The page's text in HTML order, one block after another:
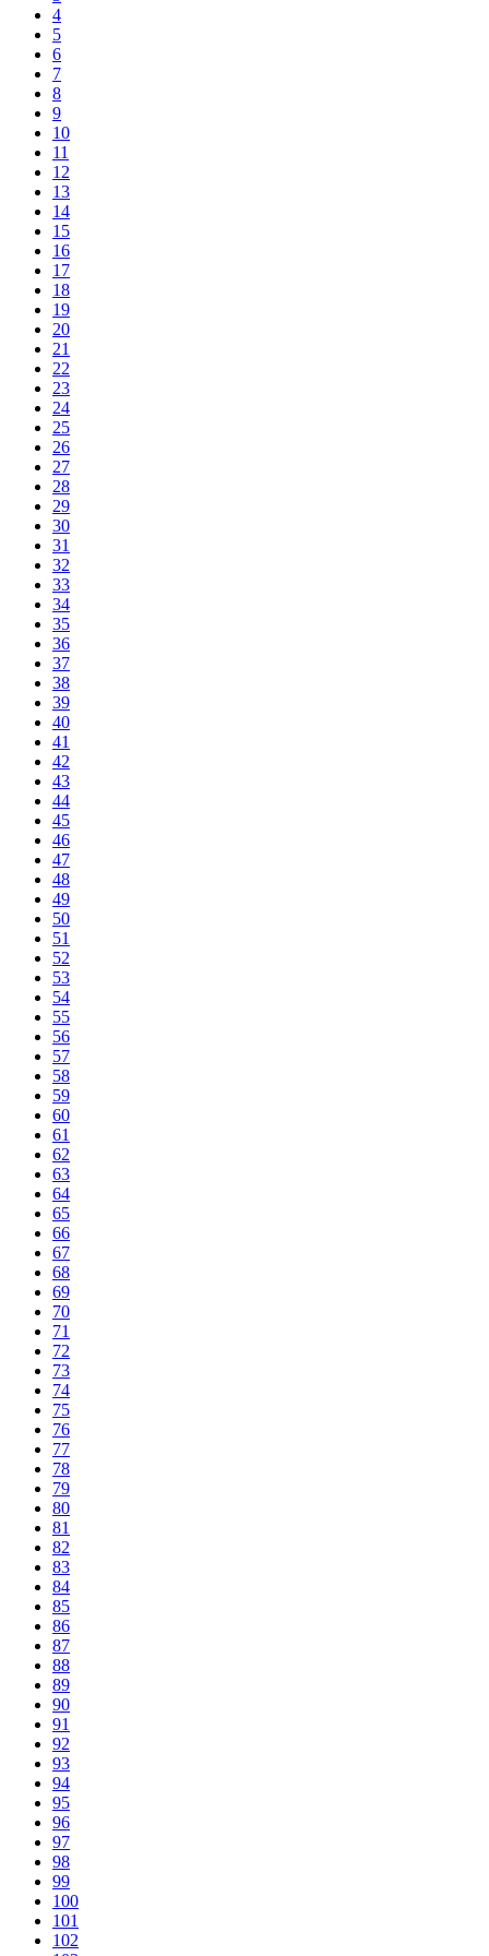
4
5
6
7
8
9
10
11
12
13
14
15
16
17
18
19
20
21
22
23
24
25
26
27
28
29
30
31
32
33
34
35
36
37
38
39
40
41
42
43
44
45
46
47
48
49
50
51
52
53
54
55
56
57
58
59
60
61
62
63
64
65
66
67
68
69
70
71
72
73
74
75
76
77
78
79
80
81
82
83
84
85
86
87
88
89
90
91
92
93
94
95
96
97
98
99
100
101
102